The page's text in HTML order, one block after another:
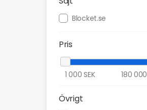
Blocket.se
Pris
1 000 SEK 180 000
Övrigt